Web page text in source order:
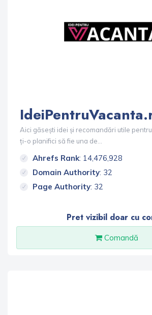
Aici găsești idei și recomandări utile
ți-o planifici să fie una de...
Ahrefs Rank: 14,476,928
Domain Authority: 32
Page Authority: 32
Pret vizibil doar cu
Comandă